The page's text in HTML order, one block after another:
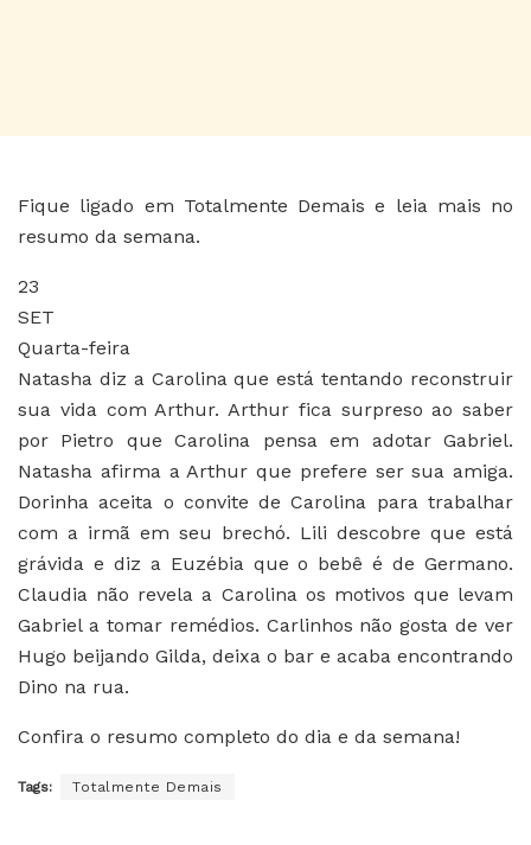
Fique ligado em Totalmente Demais e leia mais no
resumo da semana.
23
SET
Quarta-feira
Natasha diz a Carolina que está tentando reconstruir
sua vida com Arthur. Arthur fica surpreso ao saber
por Pietro que Carolina pensa em adotar Gabriel.
Natasha afirma a Arthur que prefere ser sua amiga.
Dorinha aceita o convite de Carolina para trabalhar
com a irmã em seu brechó. Lili descobre que está
grávida e diz a Euzébia que o bebê é de Germano.
Claudia não revela a Carolina os motivos que levam
Gabriel a tomar remédios. Carlinhos não gosta de ver
Hugo beijando Gilda, deixa o bar e acaba encontrando
Dino na rua.
Confira o resumo completo do dia e da semana!
Tags: Totalmente Demais